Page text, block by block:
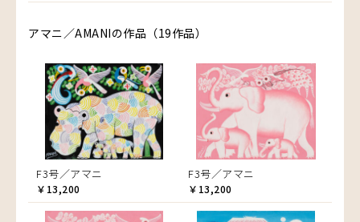
アマニ／AMANIの作品（19作品）
F3号／アマニ
￥13,200
F3号／アマニ
￥13,200